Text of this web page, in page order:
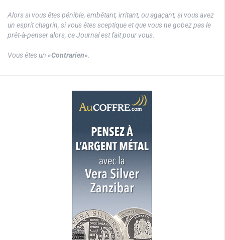
Alors si vous êtes pénible, embêtant, irritant, ou agaçant, si vous avez
un esprit chagrin, si vous êtes sceptique et que vous ne gobez pas le
prêt-à-penser alors, ce Journal est fait pour vous.
Vous êtes un «Contrarien».